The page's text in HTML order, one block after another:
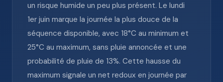
un risque humide un peu plus présent. Le lundi
1er juin marque la journée la plus douce de la
séquence disponible, avec 18°C au minimum et
25°C au maximum, sans pluie annoncée et une
probabilité de pluie de 13%. Cette hausse du
maximum signale un net redoux en journée par